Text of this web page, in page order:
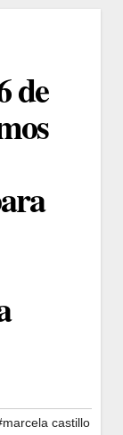
de
castillo